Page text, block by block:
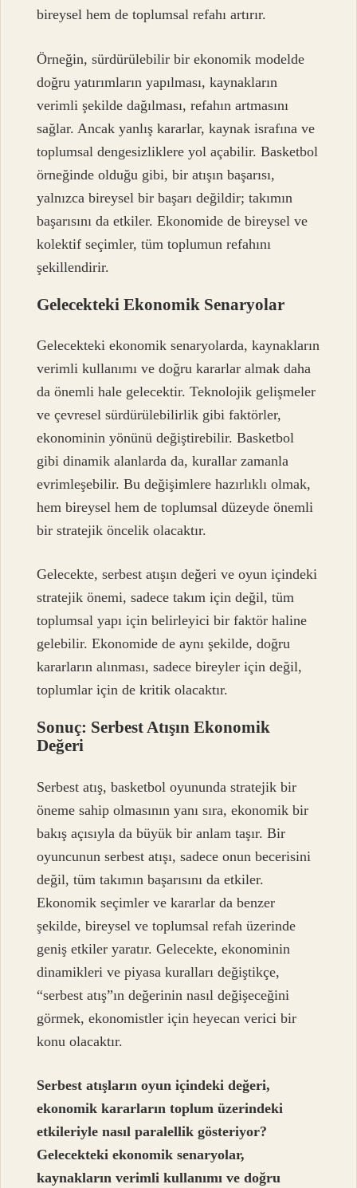
bireysel hem de toplumsal refahı artırır.
Örneğin, sürdürülebilir bir ekonomik modelde
doğru yatırımların yapılması, kaynakların
verimli şekilde dağılması, refahın artmasını
sağlar. Ancak yanlış kararlar, kaynak israfına ve
toplumsal dengesizliklere yol açabilir. Basketbol
örneğinde olduğu gibi, bir atışın başarısı,
yalnızca bireysel bir başarı değildir; takımın
başarısını da etkiler. Ekonomide de bireysel ve
kolektif seçimler, tüm toplumun refahını
şekillendirir.
Gelecekteki Ekonomik Senaryolar
Gelecekteki ekonomik senaryolarda, kaynakların
verimli kullanımı ve doğru kararlar almak daha
da önemli hale gelecektir. Teknolojik gelişmeler
ve çevresel sürdürülebilirlik gibi faktörler,
ekonominin yönünü değiştirebilir. Basketbol
gibi dinamik alanlarda da, kurallar zamanla
evrimleşebilir. Bu değişimlere hazırlıklı olmak,
hem bireysel hem de toplumsal düzeyde önemli
bir stratejik öncelik olacaktır.
Gelecekte, serbest atışın değeri ve oyun içindeki
stratejik önemi, sadece takım için değil, tüm
toplumsal yapı için belirleyici bir faktör haline
gelebilir. Ekonomide de aynı şekilde, doğru
kararların alınması, sadece bireyler için değil,
toplumlar için de kritik olacaktır.
Sonuç: Serbest Atışın Ekonomik
Değeri
Serbest atış, basketbol oyununda stratejik bir
öneme sahip olmasının yanı sıra, ekonomik bir
bakış açısıyla da büyük bir anlam taşır. Bir
oyuncunun serbest atışı, sadece onun becerisini
değil, tüm takımın başarısını da etkiler.
Ekonomik seçimler ve kararlar da benzer
şekilde, bireysel ve toplumsal refah üzerinde
geniş etkiler yaratır. Gelecekte, ekonominin
dinamikleri ve piyasa kuralları değiştikçe,
“serbest atış”ın değerinin nasıl değişeceğini
görmek, ekonomistler için heyecan verici bir
konu olacaktır.
Serbest atışların oyun içindeki değeri,
ekonomik kararların toplum üzerindeki
etkileriyle nasıl paralellik gösteriyor?
Gelecekteki ekonomik senaryolar,
kaynakların verimli kullanımı ve doğru